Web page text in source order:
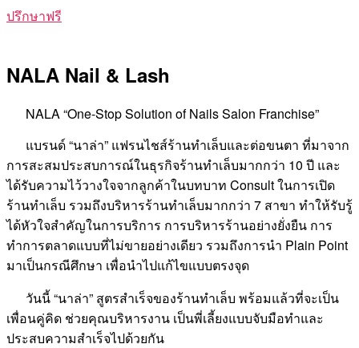
ปรึกษาฟรี
NALA Nail & Lash
NALA “One-Stop Solution of Nails Salon Franchise”
แบรนด์ “นาล่า” แฟรนไชส์ร้านทำเล็บและต่อขนตา ที่มาจาก
การสะสมประสบการณ์ในธุรกิจร้านทำเล็บมากกว่า 10 ปี และ
ได้รับความไว้วางใจจากลูกค้าในบทบาท Consult ในการเปิด
ร้านทำเล็บ รวมถึงบริหารร้านทำเล็บมากกว่า 7 สาขา ทำให้รับรู้
ได้หัวใจสำคัญในการบริการ การบริหารร้านอย่างยั่งยืน การ
ทำการตลาดแบบที่ไม่ขายอย่างเดียว รวมถึงการนำ Plain Point
มาเป็นกรณีศึกษา เพื่อนำไปแก้ไขแบบตรงจุด
วันนี้ “นาล่า” สูตรสำเร็จของร้านทำเล็บ พร้อมแล้วที่จะเป็น
เพื่อนคู่คิด ช่วยคุณบริหารงาน เป็นพี่เลี้ยงแบบจับมือทำและ
ประสบความสำเร็จไปด้วยกัน